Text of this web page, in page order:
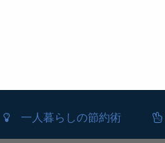
一人暮らしの節約術